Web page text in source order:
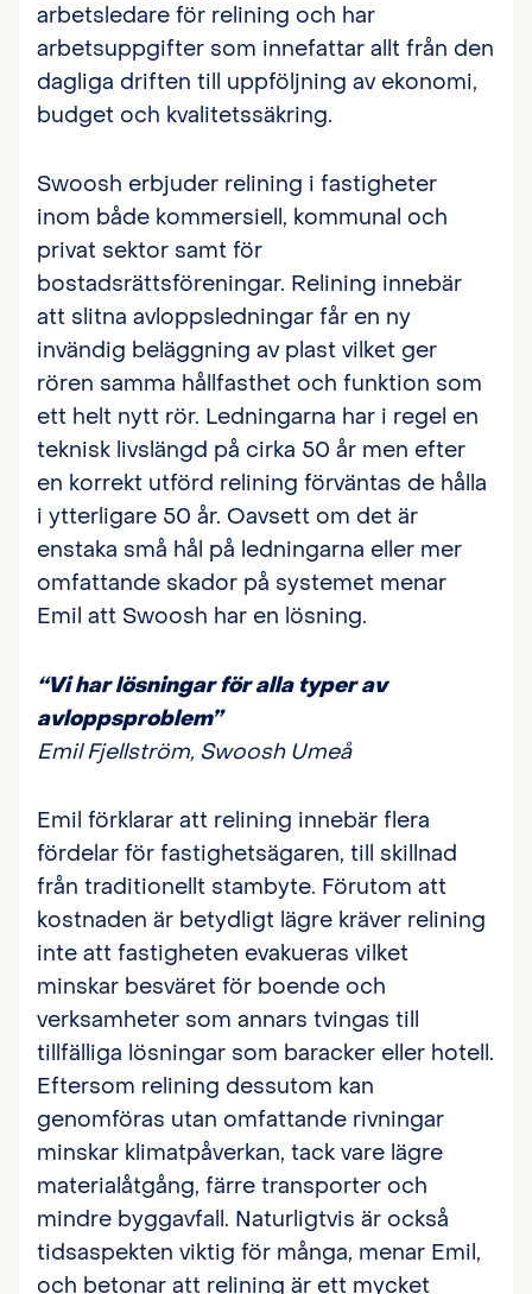
arbetsledare för relining och har
arbetsuppgifter som innefattar allt från den
dagliga driften till uppföljning av ekonomi,
budget och kvalitetssäkring.
Swoosh erbjuder relining i fastigheter
inom både kommersiell, kommunal och
privat sektor samt för
bostadsrättsföreningar. Relining innebär
att slitna avloppsledningar får en ny
invändig beläggning av plast vilket ger
rören samma hållfasthet och funktion som
ett helt nytt rör. Ledningarna har i regel en
teknisk livslängd på cirka 50 år men efter
en korrekt utförd relining förväntas de hålla
i ytterligare 50 år. Oavsett om det är
enstaka små hål på ledningarna eller mer
omfattande skador på systemet menar
Emil att Swoosh har en lösning.
“Vi har lösningar för alla typer av
avloppsproblem”
Emil Fjellström, Swoosh Umeå
Emil förklarar att relining innebär flera
fördelar för fastighetsägaren, till skillnad
från traditionellt stambyte. Förutom att
kostnaden är betydligt lägre kräver relining
inte att fastigheten evakueras vilket
minskar besväret för boende och
verksamheter som annars tvingas till
tillfälliga lösningar som baracker eller hotell.
Eftersom relining dessutom kan
genomföras utan omfattande rivningar
minskar klimatpåverkan, tack vare lägre
materialåtgång, färre transporter och
mindre byggavfall. Naturligtvis är också
tidsaspekten viktig för många, menar Emil,
och betonar att relining är ett mycket